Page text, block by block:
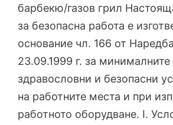
барбекю/газов грил
за безопасна работа е
основание чл. 166 от
23.09.1999 г. за минималните
здравословни и безопасни
на работните места и при
работното оборудване. I.